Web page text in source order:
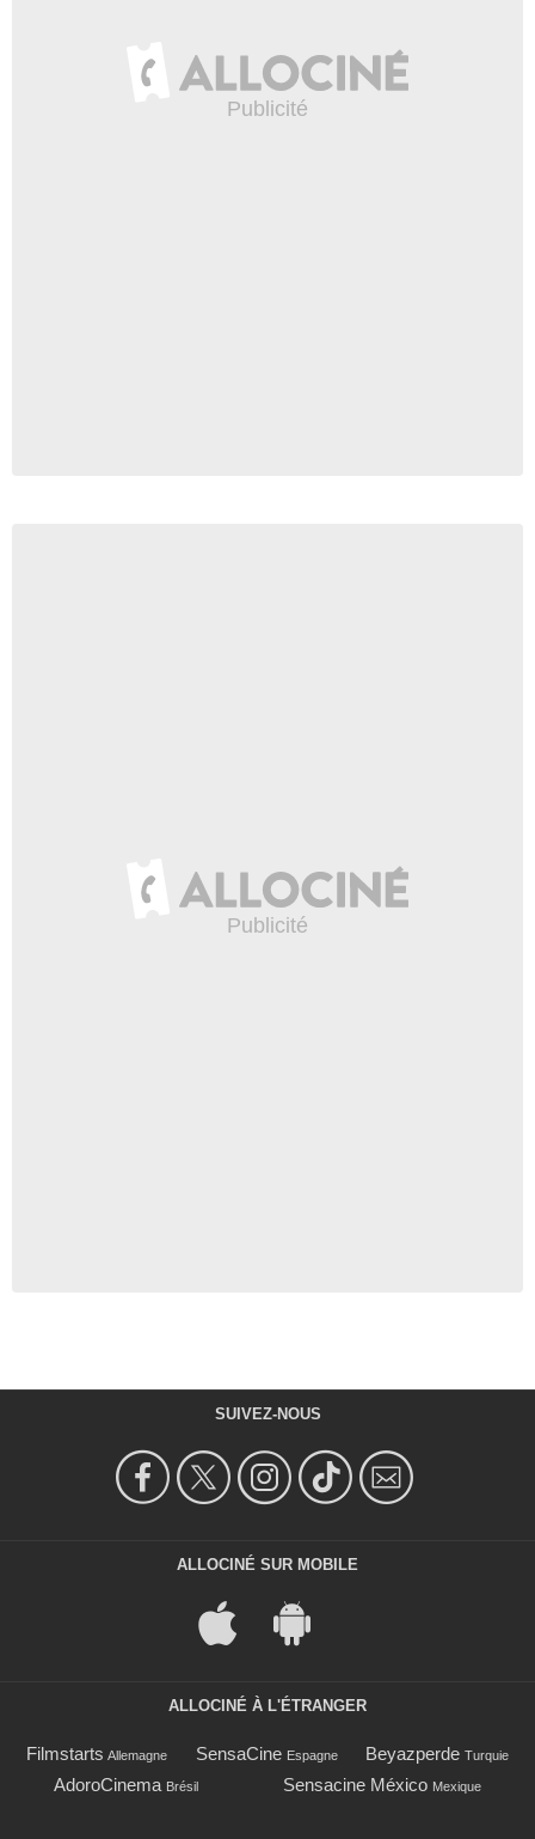
SUIVEZ-NOUS
ALLOCINÉ SUR MOBILE
ALLOCINÉ À L'ÉTRANGER
Filmstarts Allemagne SensaCine Espagne Beyazperde Turquie
AdoroCinema Brésil Sensacine México Mexique